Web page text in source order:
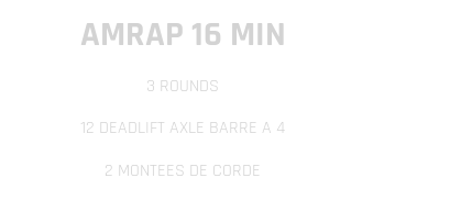
AMRAP 16 MIN
3 ROUNDS
12 DEADLIFT AXLE BARRE A 4
2 MONTEES DE CORDE